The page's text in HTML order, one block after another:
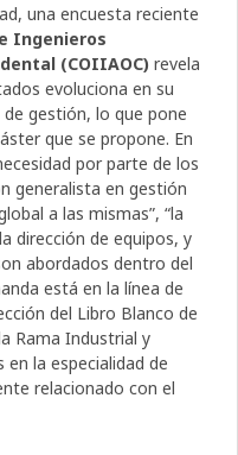
una encuesta reciente
Ingenieros
(COIIAOC) revela
evoluciona en su
gestión, lo que pone
que se propone. En
por parte de los
generalista en gestión
a las mismas”, “la
dirección de equipos, y
abordados dentro del
está en la línea de
del Libro Blanco de
Rama Industrial y
la especialidad de
relacionado con el